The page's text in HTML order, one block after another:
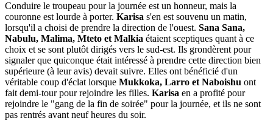
Conduire le troupeau pour la journée est un honneur, mais la
couronne est lourde à porter. Karisa s'en est souvenu un matin,
lorsqu'il a choisi de prendre la direction de l'ouest. Sana Sana,
Nabulu, Malima, Mteto et Malkia étaient sceptiques quant à ce
choix et se sont plutôt dirigés vers le sud-est. Ils grondèrent pour
signaler que quiconque était intéressé à prendre cette direction bien
supérieure (à leur avis) devait suivre. Elles ont bénéficié d'un
véritable coup d'éclat lorsque Mukkoka, Larro et Naboishu ont
fait demi-tour pour rejoindre les filles. Karisa en a profité pour
rejoindre le "gang de la fin de soirée" pour la journée, et ils ne sont
pas rentrés avant neuf heures du soir.